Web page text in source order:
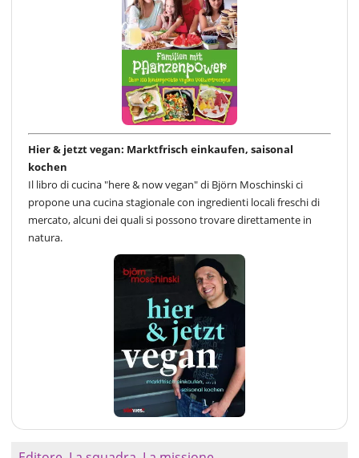
Hier & jetzt vegan: Marktfrisch einkaufen, saisonal
kochen
Il libro di cucina "here & now vegan" di Björn Moschinski ci
propone una cucina stagionale con ingredienti locali freschi di
mercato, alcuni dei quali si possono trovare direttamente in
natura.